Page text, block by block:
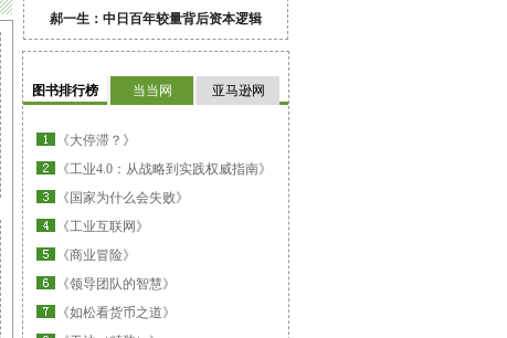
郝一生：中日百年较量背后资本逻辑